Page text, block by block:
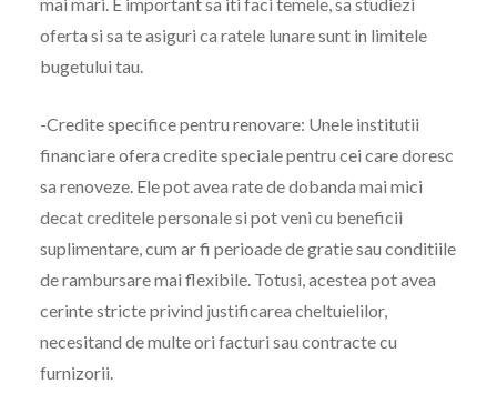
mai mari. E important sa iti faci temele, sa studiezi
oferta si sa te asiguri ca ratele lunare sunt in limitele
bugetului tau.
-Credite specifice pentru renovare: Unele institutii
financiare ofera credite speciale pentru cei care doresc
sa renoveze. Ele pot avea rate de dobanda mai mici
decat creditele personale si pot veni cu beneficii
suplimentare, cum ar fi perioade de gratie sau conditiile
de rambursare mai flexibile. Totusi, acestea pot avea
cerinte stricte privind justificarea cheltuielilor,
necesitand de multe ori facturi sau contracte cu
furnizorii.